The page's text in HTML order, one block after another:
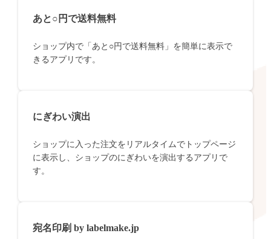
あと○円で送料無料
ショップ内で「あと○円で送料無料」を簡単に表示で
きるアプリです。
にぎわい演出
ショップに入った注文をリアルタイムでトップページ
に表示し、ショップのにぎわいを演出するアプリで
す。
宛名印刷 by labelmake.jp